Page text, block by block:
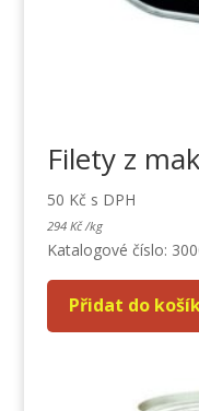
Filety z
50 Kč s DPH
294 Kč /kg
Katalogové číslo:
Přidat do